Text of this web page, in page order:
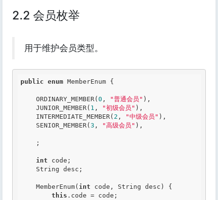
2.2 会员枚举
用于维护会员类型。
public enum MemberEnum {
    ORDINARY_MEMBER(
0 , "普通会员" ),
    JUNIOR_MEMBER(
1 , "初级会员" ),
    INTERMEDIATE_MEMBER(
2 , "中级会员" ),
    SENIOR_MEMBER(
3 , "高级会员" ),
int code;
    MemberEnum(
int code, String desc) {
this .code = code;